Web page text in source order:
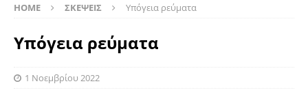
HOME ΣΚΕΨΕΙΣ Υπόγεια ρεύματα
Υπόγεια ρεύματα
1 Νοεμβρίου 2022